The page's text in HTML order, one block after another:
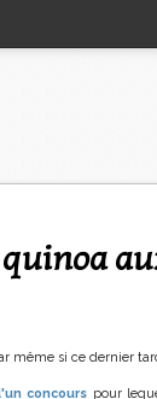
quinoa
même si ce dernier
concours pour